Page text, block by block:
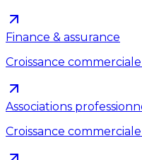
Finance & assurance
Croissance
Associations
Croissance